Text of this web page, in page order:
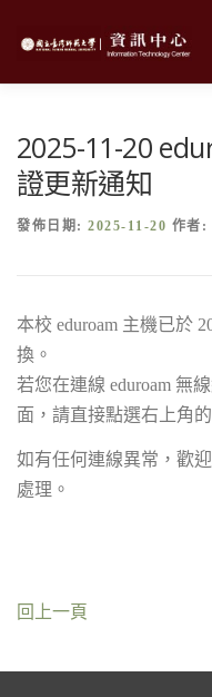
2025-11-20
證更新通知
發佈日期: 2025-11-20 作者:
本校 eduroam 主機已於
換。
若您在連線 eduroam 無
面，請直接點選右上角
如有任何連線異常，歡
處理。
回上一頁